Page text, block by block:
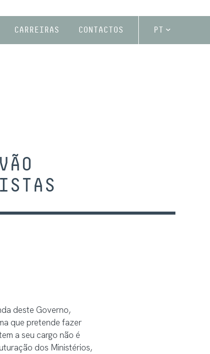
CARREIRAS CONTACTOS PT
deste Governo,
que pretende fazer
a seu cargo não é
dos Ministérios,